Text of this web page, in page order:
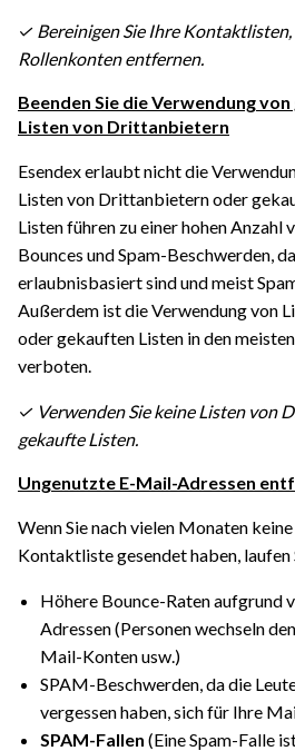
✓ Bereinigen Sie Ihre Kontaktlisten,
Rollenkonten entfernen.
Beenden Sie die Verwendung
Listen von Drittanbietern
Esendex erlaubt nicht die
Listen von Drittanbietern oder
Listen führen zu einer hohen Anzahl
Bounces und Spam-Beschwerden,
erlaubnisbasiert sind und meist
Außerdem ist die Verwendung von
oder gekauften Listen in den
verboten.
✓ Verwenden Sie keine Listen von
gekaufte Listen.
Ungenutzte E-Mail-Adressen
Wenn Sie nach vielen Monaten
Kontaktliste gesendet haben, laufen
Höhere Bounce-Raten aufgrund
Adressen (Personen wechseln
Mail-Konten usw.)
SPAM-Beschwerden, da die
vergessen haben, sich für Ihre
SPAM-Fallen (Eine Spam-Falle